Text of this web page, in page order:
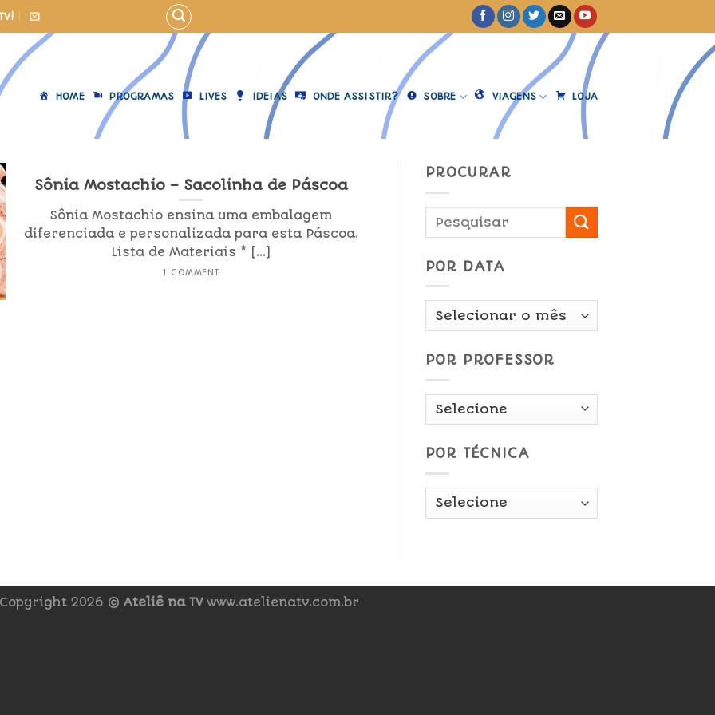
HOME PROGRAMAS LIVES IDEIAS ONDE ASSISTIR? SOBRE VIAGENS LOJA
Sônia Mostachio – Sacolinha de Páscoa
Sônia Mostachio ensina uma embalagem
diferenciada e personalizada para esta Páscoa.
Lista de Materiais * [...]
1 COMMENT
PROCURAR
POR DATA
Por
POR PROFESSOR
POR TÉCNICA
Copyright 2026 © Ateliê na TVwww.atelienatv.com.br